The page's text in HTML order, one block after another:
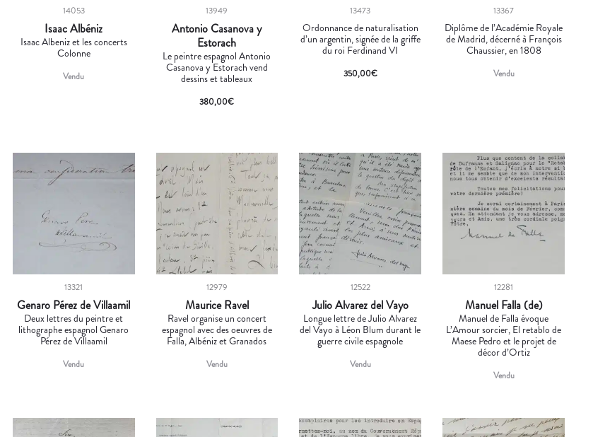
14053
Isaac Albéniz
Isaac Albeniz et les concerts
Colonne
Vendu
13949
Antonio Casanova y
Estorach
Le peintre espagnol Antonio
Casanova y Estorach vend
dessins et tableaux
380,00€
13473
Ordonnance de naturalisation
d’un argentin, signée de la griffe
du roi Ferdinand VI
350,00€
13367
Diplôme de l’Académie Royale
de Madrid, décerné à François
Chaussier, en 1808
Vendu
13321
Genaro Pérez de Villaamil
Deux lettres du peintre et
lithographe espagnol Genaro
Pérez de Villaamil
Vendu
12979
Maurice Ravel
Ravel organise un concert
espagnol avec des oeuvres de
Falla, Albéniz et Granados
Vendu
12522
Julio Alvarez del Vayo
Longue lettre de Julio Alvarez
del Vayo à Léon Blum durant le
guerre civile espagnole
Vendu
12281
Manuel Falla (de)
Manuel de Falla évoque
L’Amour sorcier, El retablo de
Maese Pedro et le projet de
décor d’Ortiz
Vendu